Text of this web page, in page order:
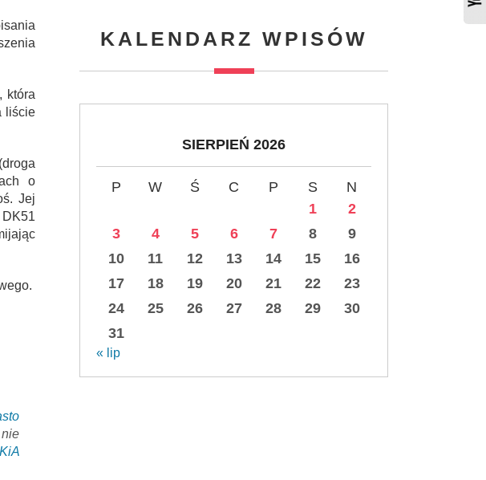
która
liście
o
Jej
KALENDARZ WPISÓW
SIERPIEŃ 2026
P W Ś C P S
N
1
2
3
4 5 6 7 8
9
10
11 12 13 14 15
16
17
18 19 20 21 22
23
24
25 26 27 28 29
30
31
« lip